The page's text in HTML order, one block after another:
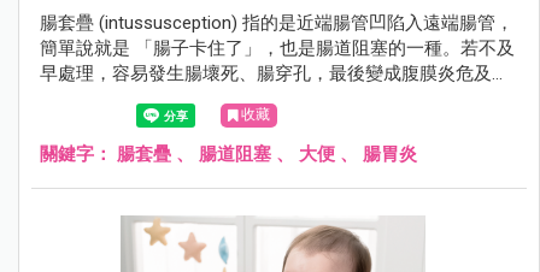
腸套疊 (intussusception) 指的是近端腸管凹陷入遠端腸管，
簡單說就是 「腸子卡住了」，也是腸道阻塞的一種。若不及
早處理，容易發生腸壞死、腸穿孔，最後變成腹膜炎危及生
收藏
關鍵字： 腸套疊 、 腸道阻塞 、 大便 、 腸胃炎